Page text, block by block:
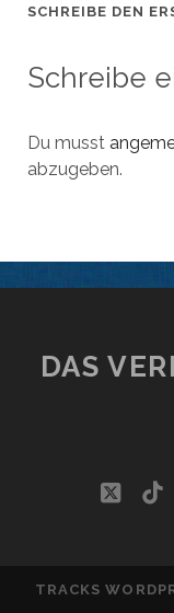
SCHREIBE DEN
Schreibe
Du musst
abzugeben.
DAS
TRACKS